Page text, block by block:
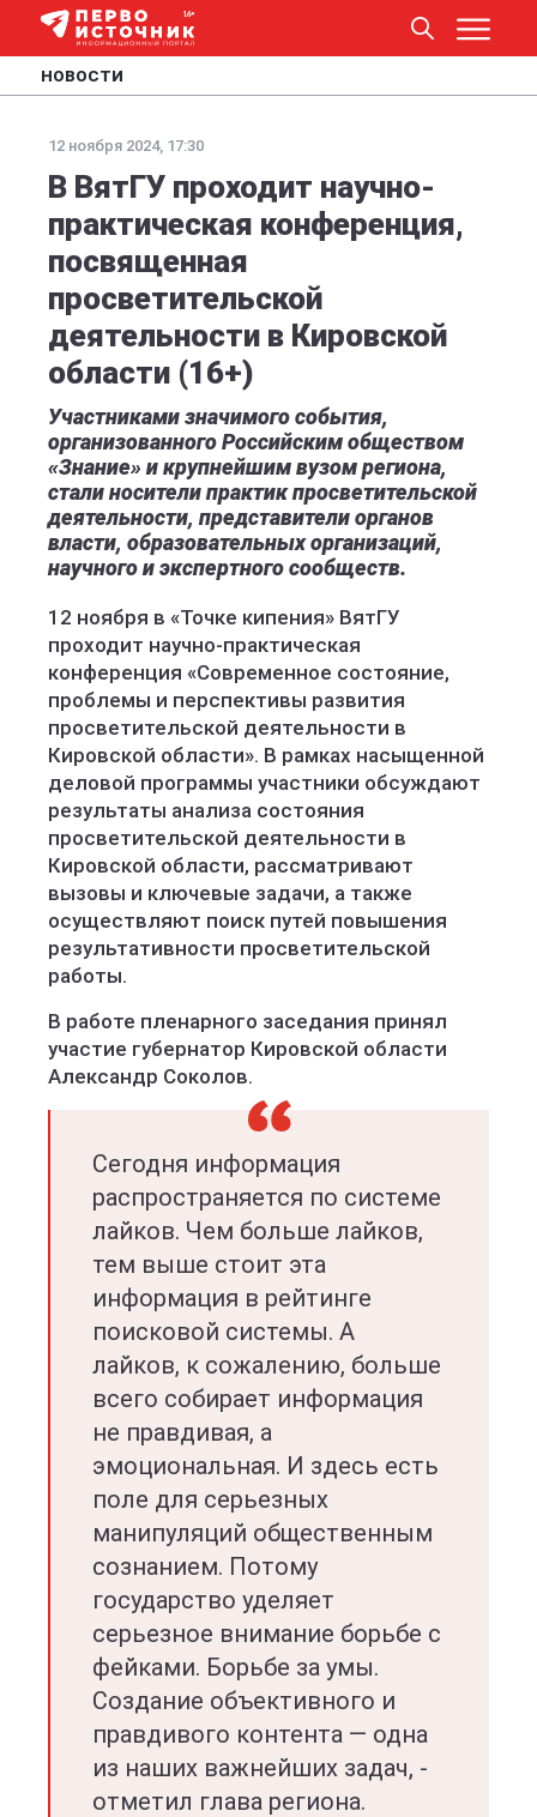
НОВОСТИ
12 ноября 2024, 17:30
В ВятГУ проходит научно-
практическая конференция,
посвященная
просветительской
деятельности в Кировской
области (16+)
Участниками значимого события,
организованного Российским обществом
«Знание» и крупнейшим вузом региона,
стали носители практик просветительской
деятельности, представители органов
власти, образовательных организаций,
научного и экспертного сообществ.
12 ноября в «Точке кипения» ВятГУ
проходит научно-практическая
конференция «Современное состояние,
проблемы и перспективы развития
просветительской деятельности в
Кировской области». В рамках насыщенной
деловой программы участники обсуждают
результаты анализа состояния
просветительской деятельности в
Кировской области, рассматривают
вызовы и ключевые задачи, а также
осуществляют поиск путей повышения
результативности просветительской
работы.
В работе пленарного заседания принял
участие губернатор Кировской области
Александр Соколов.
Сегодня информация
распространяется по системе
лайков. Чем больше лайков,
тем выше стоит эта
информация в рейтинге
поисковой системы. А
лайков, к сожалению, больше
всего собирает информация
не правдивая, а
эмоциональная. И здесь есть
поле для серьезных
манипуляций общественным
сознанием. Потому
государство уделяет
серьезное внимание борьбе с
фейками. Борьбе за умы.
Создание объективного и
правдивого контента — одна
из наших важнейших задач, -
отметил глава региона.